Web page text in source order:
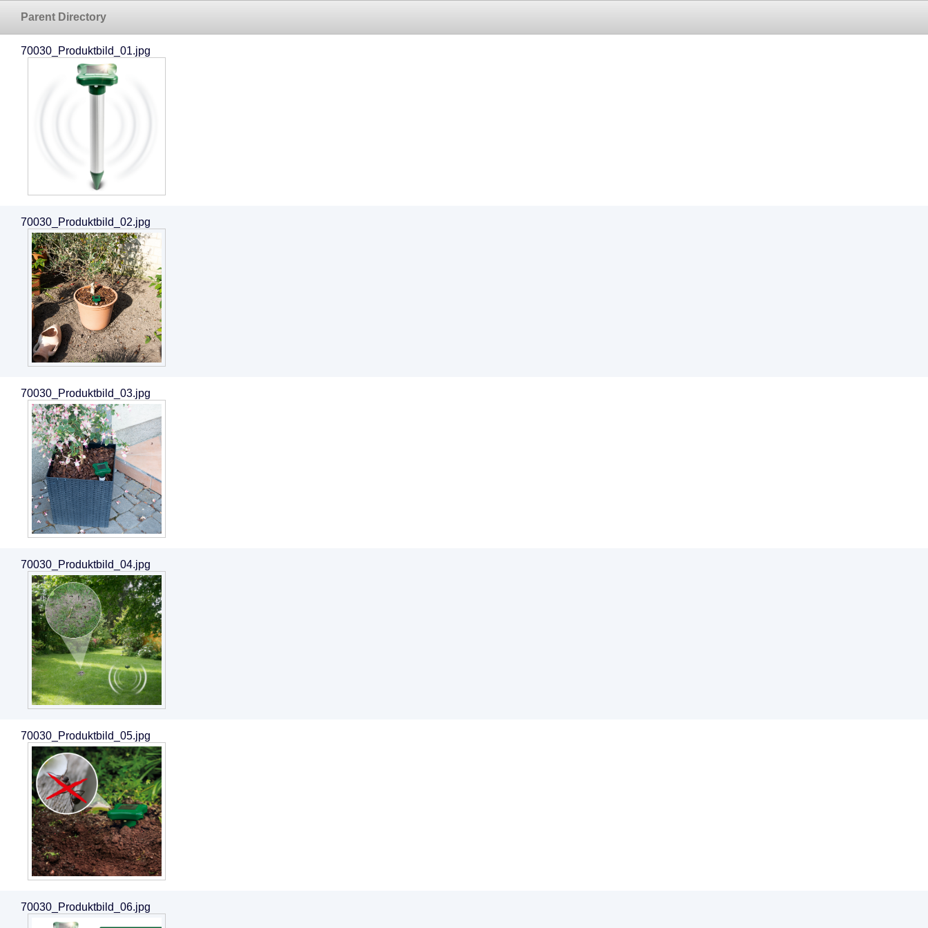
Parent Directory
70030_Produktbild_01.jpg
70030_Produktbild_02.jpg
70030_Produktbild_03.jpg
70030_Produktbild_04.jpg
70030_Produktbild_05.jpg
70030_Produktbild_06.jpg